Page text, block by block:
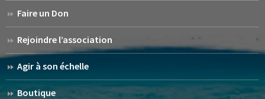
Faire un Don
Rejoindre l’association
Agir à son échelle
Boutique